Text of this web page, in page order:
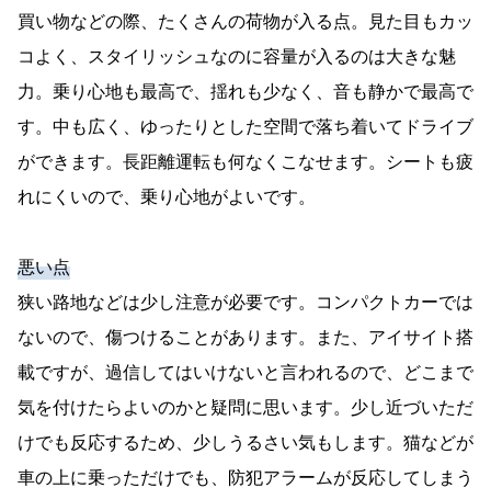
買い物などの際、たくさんの荷物が入る点。見た目もカッ
コよく、スタイリッシュなのに容量が入るのは大きな魅
力。乗り心地も最高で、揺れも少なく、音も静かで最高で
す。中も広く、ゆったりとした空間で落ち着いてドライブ
ができます。長距離運転も何なくこなせます。シートも疲
れにくいので、乗り心地がよいです。
悪い点
狭い路地などは少し注意が必要です。コンパクトカーでは
ないので、傷つけることがあります。また、アイサイト搭
載ですが、過信してはいけないと言われるので、どこまで
気を付けたらよいのかと疑問に思います。少し近づいただ
けでも反応するため、少しうるさい気もします。猫などが
車の上に乗っただけでも、防犯アラームが反応してしまう